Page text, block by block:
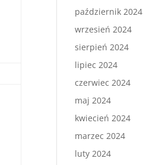
październik 2024
wrzesień 2024
sierpień 2024
lipiec 2024
czerwiec 2024
maj 2024
kwiecień 2024
marzec 2024
luty 2024